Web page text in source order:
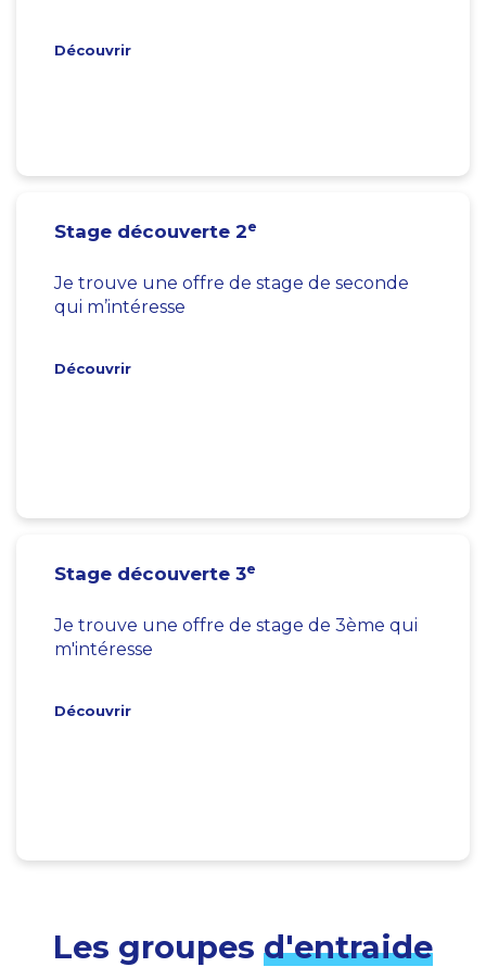
Découvrir
Stage découverte 2e
Je trouve une offre de stage de seconde
qui m’intéresse
Découvrir
Stage découverte 3e
Je trouve une offre de stage de 3ème qui
m'intéresse
Découvrir
Les groupes d'entraide